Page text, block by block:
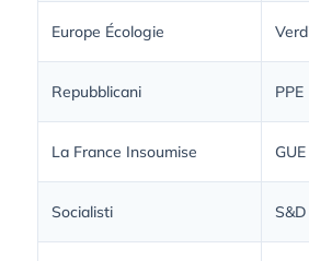
Europe Écologie
Repubblicani PPE
La France Insoumise GUE
Socialisti S&D